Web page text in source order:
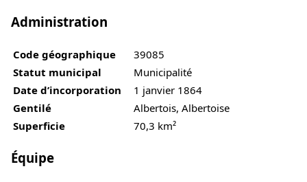
Administration
Code géographique
39085
Statut municipal
Municipalité
Date d’incorporation
1 janvier 1864
Gentilé
Albertois, Albertoise
Superficie
70,3 km²
Équipe